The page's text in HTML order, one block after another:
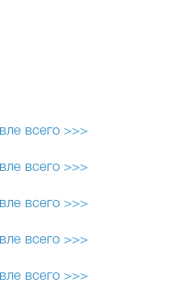
всего >>>
всего >>>
всего >>>
всего >>>
всего >>>